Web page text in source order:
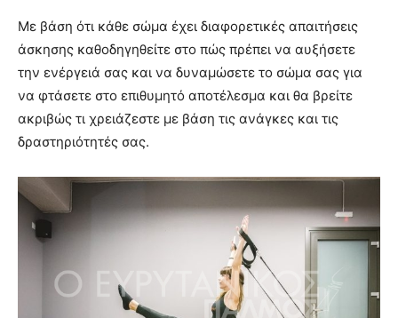
Με βάση ότι κάθε σώμα έχει διαφορετικές απαιτήσεις
άσκησης καθοδηγηθείτε στο πώς πρέπει να αυξήσετε
την ενέργειά σας και να δυναμώσετε το σώμα σας για
να φτάσετε στο επιθυμητό αποτέλεσμα και θα βρείτε
ακριβώς τι χρειάζεστε με βάση τις ανάγκες και τις
δραστηριότητές σας.